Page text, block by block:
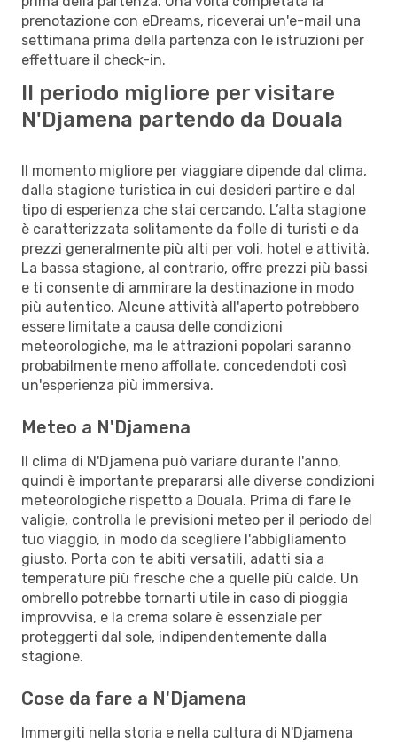
prenotazione con eDreams, riceverai un'e-mail una
settimana prima della partenza con le istruzioni per
effettuare il check-in.
Il periodo migliore per visitare
N'Djamena partendo da Douala
Il momento migliore per viaggiare dipende dal clima,
dalla stagione turistica in cui desideri partire e dal
tipo di esperienza che stai cercando. L’alta stagione
è caratterizzata solitamente da folle di turisti e da
prezzi generalmente più alti per voli, hotel e attività.
La bassa stagione, al contrario, offre prezzi più bassi
e ti consente di ammirare la destinazione in modo
più autentico. Alcune attività all'aperto potrebbero
essere limitate a causa delle condizioni
meteorologiche, ma le attrazioni popolari saranno
probabilmente meno affollate, concedendoti così
un'esperienza più immersiva.
Meteo a N'Djamena
Il clima di N'Djamena può variare durante l'anno,
quindi è importante prepararsi alle diverse condizioni
meteorologiche rispetto a Douala. Prima di fare le
valigie, controlla le previsioni meteo per il periodo del
tuo viaggio, in modo da scegliere l'abbigliamento
giusto. Porta con te abiti versatili, adatti sia a
temperature più fresche che a quelle più calde. Un
ombrello potrebbe tornarti utile in caso di pioggia
improvvisa, e la crema solare è essenziale per
proteggerti dal sole, indipendentemente dalla
stagione.
Cose da fare a N'Djamena
Immergiti nella storia e nella cultura di N'Djamena